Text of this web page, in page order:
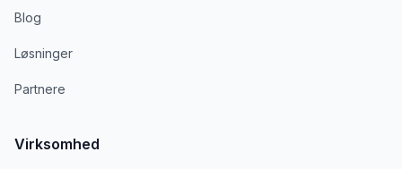
Blog
Løsninger
Partnere
Virksomhed